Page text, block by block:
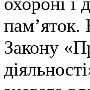
Закону